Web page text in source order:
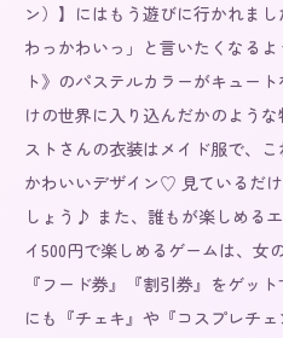
ン）】にはもう遊びに行かれま
わっかわいっ」と言いたくなる
ト》のパステルカラーがキュー
けの世界に入り込んだかのよう
ストさんの衣装はメイド服で、
かわいいデザイン♡ 見ているだ
しょう♪ また、誰もが楽しめる
イ500円で楽しめるゲームは、女
『フード券』『割引券』をゲッ
にも『チェキ』や『コスプレチ